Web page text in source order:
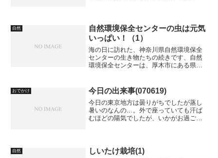
つい買ってしまうのです...
自然
自然環境保全センターの虫は元気
いっぱい！（1）
海の日に訪れた、神奈川県自然環境保全
センターの生き物たちの続きです、自然
環境保全センターは、厚木市にある県立
写真 Flickrで見る
おでかけ 今日の出来事(070619)
今日の東京地方は曇りがちでしたが蒸し
暑いのなんの…。外で座っていても汗ば
むほどの陽気でしたが、いかがお過ごし
っていくのが寂しいと言い...
自然 しいたけ栽培(1)